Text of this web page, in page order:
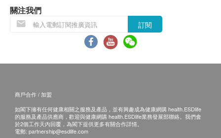
谷草轉氨酵素
谷丙轉氨酵素
丙種谷氨酸轉移酵素
肌酸酐
甲狀腺
關注我們
訂閱
商戶合作 / 加盟
如閣下擁有任何健康相關之服務及產品，並有興趣成為健康網購 health.ESDlife
的服務及產品供應商，歡迎與健康網購 health.ESDlife業務發展部聯絡。我們會
於2個工作天內回覆，為閣下提供更多有關合作詳情。
電郵: partnership@esdlife.com